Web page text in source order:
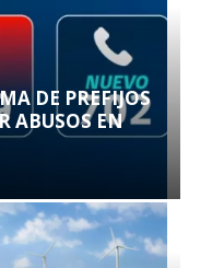
DE PREFIJOS
ABUSOS EN